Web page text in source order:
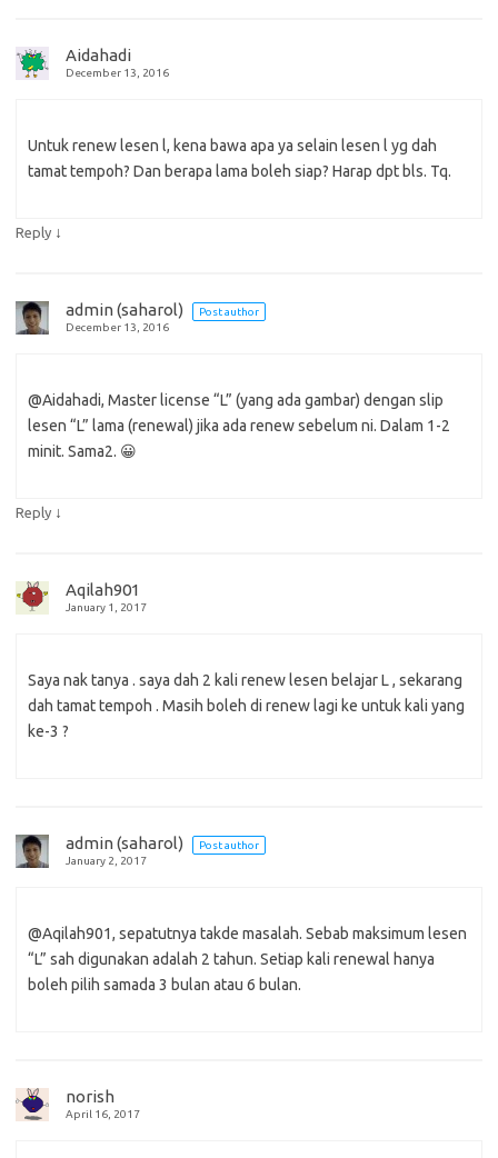
Aidahadi
December 13, 2016
Untuk renew lesen l, kena bawa apa ya selain lesen l yg dah
tamat tempoh? Dan berapa lama boleh siap? Harap dpt bls. Tq.
Reply ↓
admin (saharol)
Post author
December 13, 2016
@Aidahadi, Master license “L” (yang ada gambar) dengan slip
lesen “L” lama (renewal) jika ada renew sebelum ni. Dalam 1-2
minit. Sama2. 😀
Reply ↓
Aqilah901
January 1, 2017
Saya nak tanya . saya dah 2 kali renew lesen belajar L , sekarang
dah tamat tempoh . Masih boleh di renew lagi ke untuk kali yang
ke-3 ?
admin (saharol)
Post author
January 2, 2017
@Aqilah901, sepatutnya takde masalah. Sebab maksimum lesen
“L” sah digunakan adalah 2 tahun. Setiap kali renewal hanya
boleh pilih samada 3 bulan atau 6 bulan.
norish
April 16, 2017